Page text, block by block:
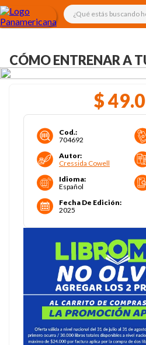
¿Qué estás buscando
CÓMO ENTRENAR A
$49.
Cod.:
704692
Autor:
Cressida Cowell
Idioma:
Español
Fecha De Edición:
2025